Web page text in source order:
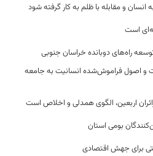
و مقابله با ظلم به کار گرفته شود
است
و اصول فراموش‌شده انسانیت به جامعه
اربعین، الگوی همدلی و اخلاص است
بومی استان
برای جهش اقتصادی